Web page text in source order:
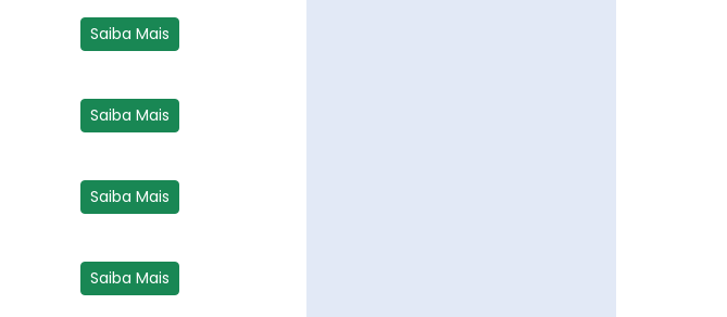
Saiba Mais
Saiba Mais
Saiba Mais
Saiba Mais